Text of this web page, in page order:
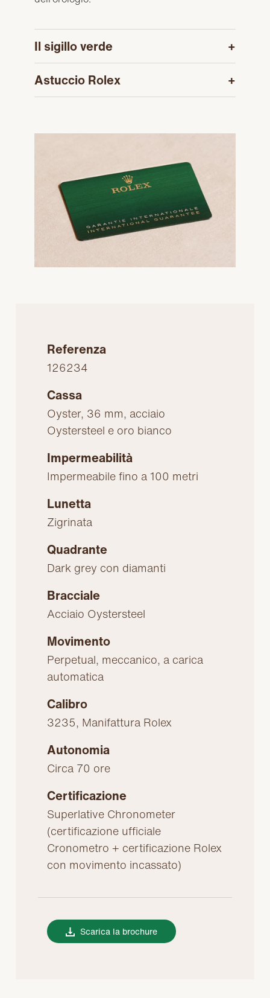
Il sigillo verde
Astuccio Rolex
Referenza
126234
Cassa
Oyster, 36 mm, acciaio
Oystersteel e oro bianco
Impermeabilità
Impermeabile fino a 100 metri
Lunetta
Zigrinata
Quadrante
Dark grey con diamanti
Bracciale
Acciaio Oystersteel
Movimento
Perpetual, meccanico, a carica
automatica
Calibro
3235, Manifattura Rolex
Autonomia
Circa 70 ore
Certificazione
Superlative Chronometer
(certificazione ufficiale
Cronometro + certificazione Rolex
con movimento incassato)
Scarica la brochure